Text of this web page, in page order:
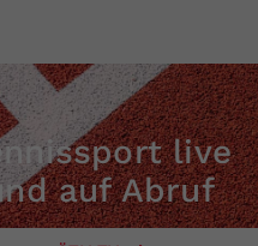
live
auf Abruf